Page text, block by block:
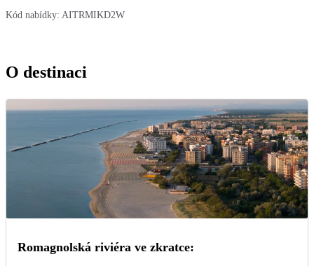
Kód nabídky: AITRMIKD2W
O destinaci
Romagnolská riviéra ve zkratce: